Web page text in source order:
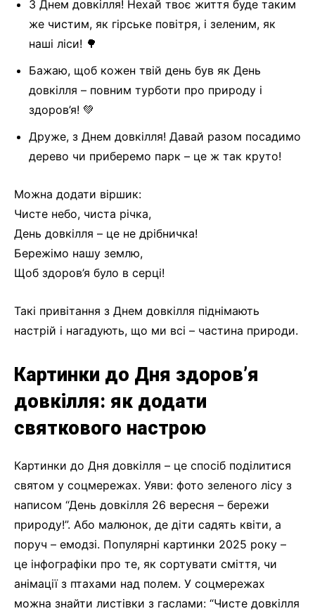
З Днем довкілля! Нехай твоє життя буде таким
же чистим, як гірське повітря, і зеленим, як
наші ліси! 🌳
Бажаю, щоб кожен твій день був як День
довкілля – повним турботи про природу і
здоров’я! 💚
Друже, з Днем довкілля! Давай разом посадимо
дерево чи приберемо парк – це ж так круто!
Можна додати віршик:
Чисте небо, чиста річка,
День довкілля – це не дрібничка!
Бережімо нашу землю,
Щоб здоров’я було в серці!
Такі привітання з Днем довкілля піднімають
настрій і нагадують, що ми всі – частина природи.
Картинки до Дня здоров’я
довкілля: як додати
святкового настрою
Картинки до Дня довкілля – це спосіб поділитися
святом у соцмережах. Уяви: фото зеленого лісу з
написом “День довкілля 26 вересня – бережи
природу!”. Або малюнок, де діти садять квіти, а
поруч – емодзі. Популярні картинки 2025 року –
це інфографіки про те, як сортувати сміття, чи
анімації з птахами над полем. У соцмережах
можна знайти листівки з гаслами: “Чисте довкілля